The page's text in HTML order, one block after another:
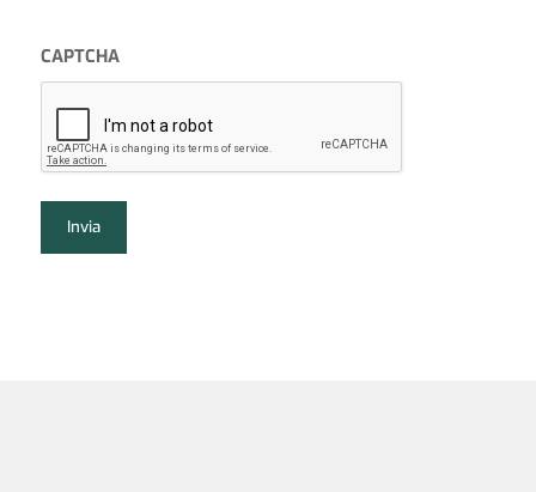
CAPTCHA